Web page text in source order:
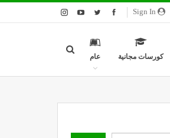
كورسات مجانية عام